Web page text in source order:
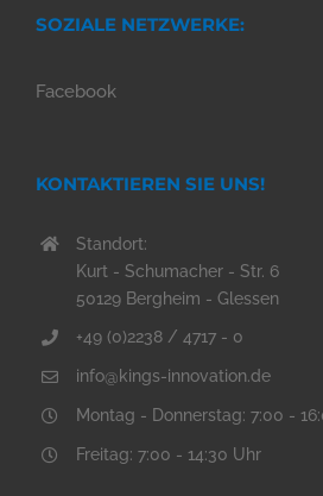
SOZIALE NETZWERKE:
Facebook
KONTAKTIEREN SIE UNS!
Standort:
Kurt - Schumacher - Str. 6
50129 Bergheim - Glessen
+49 (0)2238 / 4717 - 0
info@kings-innovation.de
Montag - Donnerstag: 7:00 -
Freitag: 7:00 - 14:30 Uhr